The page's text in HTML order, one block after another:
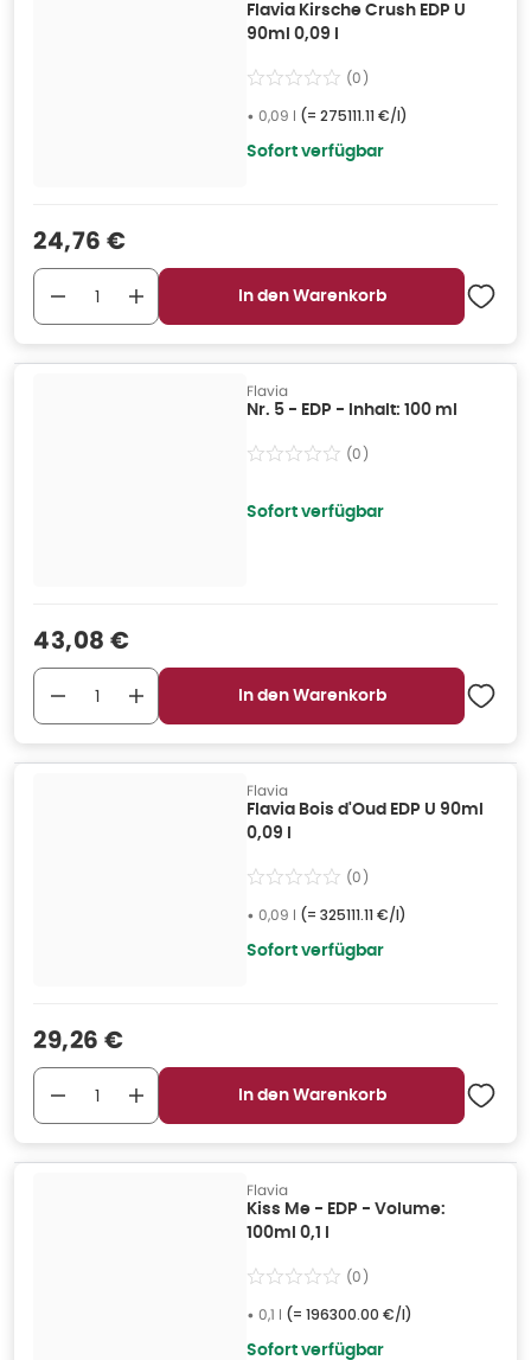
Flavia Kirsche Crush EDP U
90ml 0,09 l
(0)
• 0,09 l (= 275111.11 €/l)
Sofort verfügbar
Verkaufspreis
24,76 €
In den Warenkorb
Flavia
Nr. 5 - EDP - Inhalt: 100 ml
(0)
Sofort verfügbar
Verkaufspreis
43,08 €
In den Warenkorb
Flavia
Flavia Bois d'Oud EDP U 90ml
0,09 l
(0)
• 0,09 l (= 325111.11 €/l)
Sofort verfügbar
Verkaufspreis
29,26 €
In den Warenkorb
Flavia
Kiss Me - EDP - Volume:
100ml 0,1 l
(0)
• 0,1 l (= 196300.00 €/l)
Sofort verfügbar